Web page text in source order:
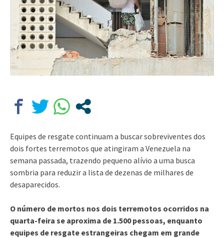
Equipes de resgate continuam a buscar sobreviventes dos
dois fortes terremotos que atingiram a Venezuela na
semana passada, trazendo pequeno alívio a uma busca
sombria para reduzir a lista de dezenas de milhares de
desaparecidos.
O número de mortos nos dois terremotos ocorridos na
quarta-feira se aproxima de 1.500 pessoas, enquanto
equipes de resgate estrangeiras chegam em grande